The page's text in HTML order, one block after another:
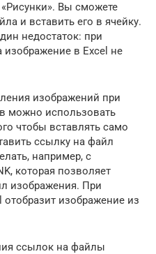
Вы сможете
и вставить его в ячейку.
недостаток: при
в Excel не
изображений при
можно использовать
чтобы вставлять само
ссылку на файл
например, с
которая позволяет
изображения. При
изображение из
ссылок на файлы